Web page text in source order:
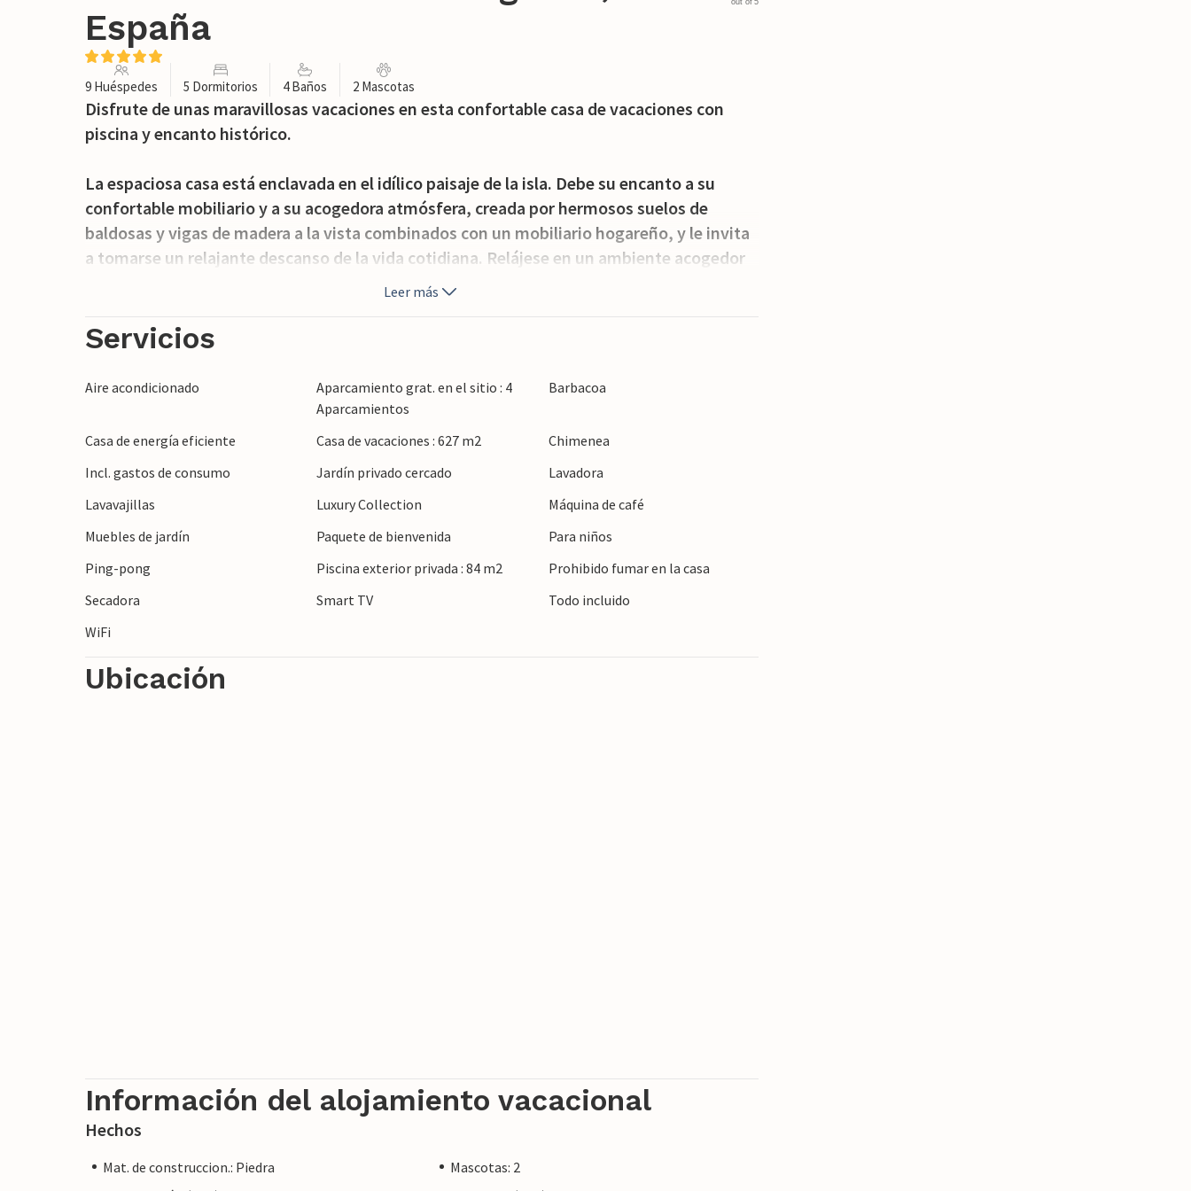
España
out of 5
9 Huéspedes 5 Dormitorios 4 Baños 2 Mascotas
Disfrute de unas maravillosas vacaciones en esta confortable casa de vacaciones con
piscina y encanto histórico.
La espaciosa casa está enclavada en el idílico paisaje de la isla. Debe su encanto a su
confortable mobiliario y a su acogedora atmósfera, creada por hermosos suelos de
baldosas y vigas de madera a la vista combinados con un mobiliario hogareño, y le invita
a tomarse un relajante descanso de la vida cotidiana. Relájese en un ambiente acogedor
después de sus actividades en la zona y charle junto a la chimenea hasta bien entrada la
niños, la terraza le invita a disfrutar del sol o a sentarse juntos a tomar una copa de vino
Pasee por los pintorescos callejones de Algaida y experimente el encantador ambiente de
un pueblo tradicional mallorquín. El impresionante paisaje de la Serra de Tramuntana
está a sólo unos kilómetros. Practique senderismo o ciclismo y disfrute de
espectaculares vistas de las montañas y el mar.
Leer más
Servicios
Aire acondicionado
Aparcamiento grat. en el sitio : 4
Aparcamientos
Barbacoa
Casa de energía eficiente Casa de vacaciones : 627 m2
Chimenea
Incl. gastos de consumo
Jardín privado cercado
Lavadora
Lavavajillas
Luxury Collection
Máquina de café
Muebles de jardín
Paquete de bienvenida
Para niños
Ping-pong
Piscina exterior privada : 84 m2
Prohibido fumar en la casa
Secadora
Smart TV
Todo incluido
WiFi
Ubicación
Información del alojamiento vacacional
Hechos
Mat. de construccion.: Piedra
Mascotas: 2